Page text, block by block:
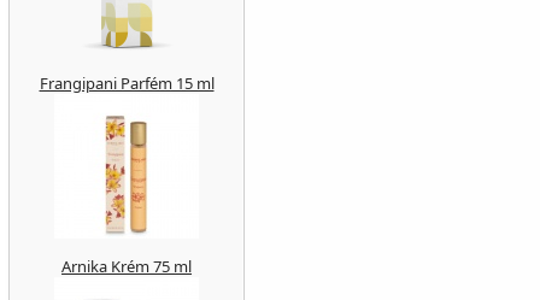
Frangipani Parfém 15 ml
Arnika Krém 75 ml